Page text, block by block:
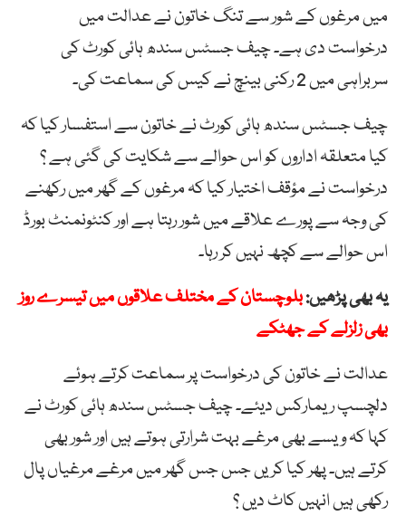
میں مرغوں کے شور سے تنگ خاتون نے عدالت میں
درخواست دی ہے۔ چیف جسٹس سندھ ہائی کورٹ کی
سربراہی میں 2 رکنی بینچ نے کیس کی سماعت کی۔
چیف جسٹس سندھ ہائی کورٹ نے خاتون سے استفسار کیا کہ
کیا متعلقہ اداروں کو اس حوالے سے شکایت کی گئی ہے ؟
درخواست نے مؤقف اختیار کیا کہ مرغوں کے گھر میں رکھنے
کی وجہ سے پورے علاقے میں شور رہتا ہے اور کنٹونمنٹ بورڈ
اس حوالے سے کچھ نہیں کر رہا۔
یہ بھی پڑھیں:بلوچستان کے مختلف علاقوں میں تیسرے روز
بھی زلزلے کے جھٹکے
عدالت نے خاتون کی درخواست پر سماعت کرتے ہوئے
دلچسپ ریمارکس دیئے۔ چیف جسٹس سندھ ہائی کورٹ نے
کہا کہ ویسے بھی مرغے بہت شرارتی ہوتے ہیں اور شور بھی
کرتے ہیں۔ پھر کیا کریں جس جس گھر میں مرغے مرغیاں پال
رکھی ہیں انہیں کاٹ دیں ؟